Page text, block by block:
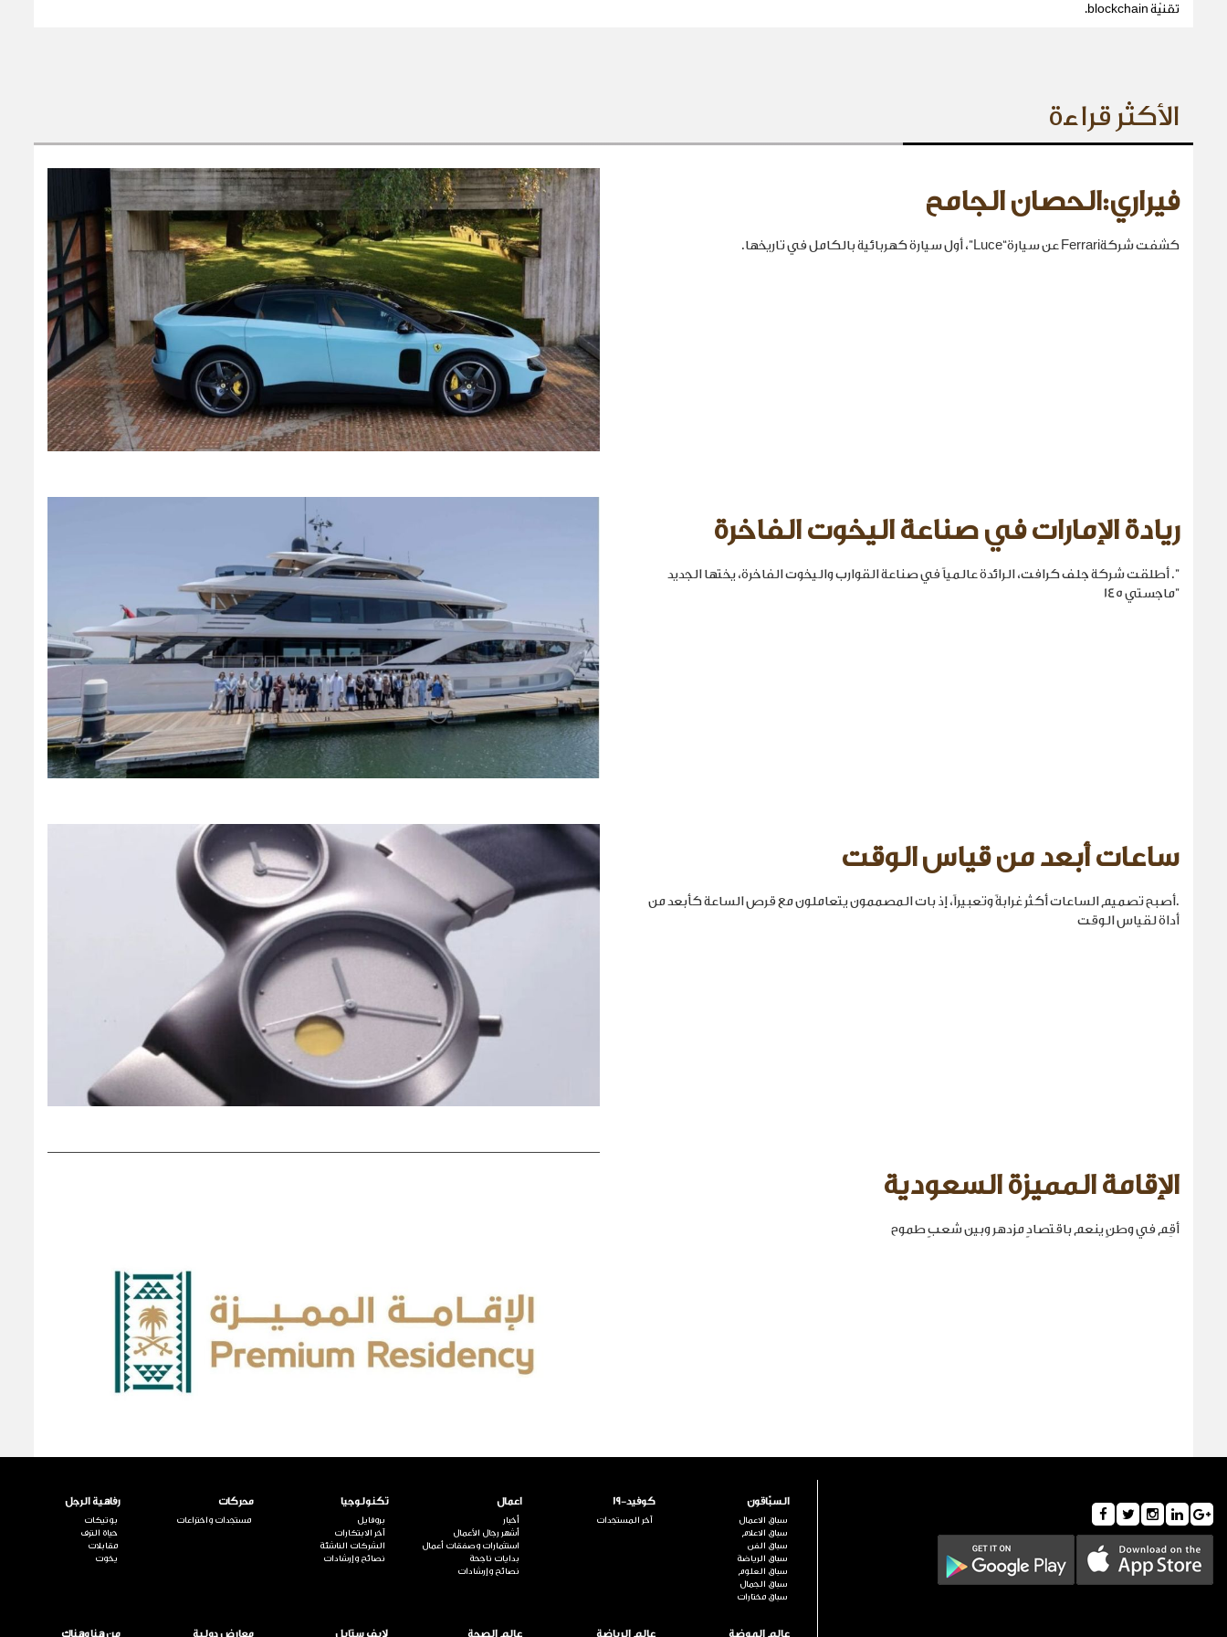
تقنيّة blockchain.
الأكثر قراءة
فيراري:الحصان الجامح
كشفت شركةFerrari عن سيارة“Luce”، أول سيارة كهربائية بالكامل في تاريخها.
ريادة الإمارات في صناعة اليخوت الفاخرة
". أطلقت شركة جلف كرافت، الرائدة عالمياً في صناعة القوارب واليخوت الفاخرة، يختها الجديد
"ماجستي 145
ساعات أبعد من قياس الوقت
.أصبح تصميم الساعات أكثر غرابةً وتعبيراً، إذ بات المصممون يتعاملون مع قرص الساعة كأبعد من
أداة لقياس الوقت
الإقامة المميزة السعودية
أقِم في وطنٍ ينعم باقتصادٍ مزدهر وبين شعبٍ طموح
السبّاقون
سباق الاعمال
سباق الاعلام
سباق الفن
سباق الرياضة
سباق العلوم
سباق الجمال
سباق مختارات
كوفيد-19
آخر المستجدات
اعمال
أخبار
أشهر رجال الأعمال
استثمارات وصفقات أعمال
بدايات ناجحة
نصائح وإرشادات
تكنولوجيا
بروفايل
آخر الابتكارات
الشركات الناشئة
نصائح وإرشادات
محركات
مستجدات واختراعات
رفاهية الرجل
بوتيكات
حياة الترف
مقابلات
يخوت
عالم الموضة عالم الرياضة عالم الصحة لايف ستايل معارض دولية من هنا وهناك